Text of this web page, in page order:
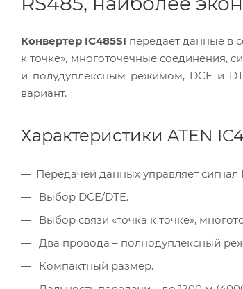
Конвертер IC485SI передает данные в
к точке», многоточечные соединения,
и полудуплексным режимом, DCE и
вариант.
Характеристики ATEN
Передачей данных управляет сигнал
Выбор DCE/DTE.
Выбор связи «точка к точке»,
Два провода – полнодуплексный
Компактный размер.